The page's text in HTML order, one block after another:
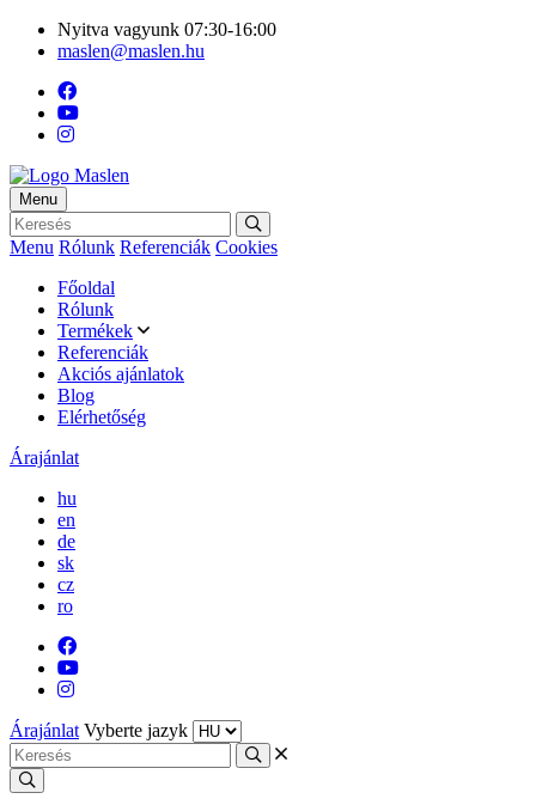
Nyitva vagyunk 07:30-16:00
maslen@maslen.hu
Menu
Menu Rólunk Referenciák Cookies
Főoldal
Rólunk
Termékek
Referenciák
Akciós ajánlatok
Blog
Elérhetőség
Árajánlat
hu
en
de
sk
cz
ro
Árajánlat Vyberte jazyk